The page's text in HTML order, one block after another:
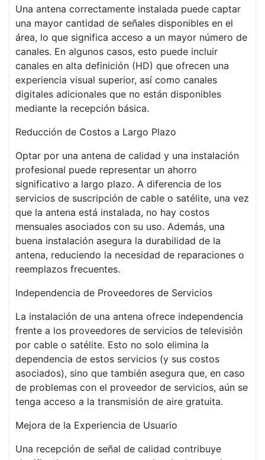
Una antena correctamente instalada puede captar
una mayor cantidad de señales disponibles en el
área, lo que significa acceso a un mayor número de
canales. En algunos casos, esto puede incluir
canales en alta definición (HD) que ofrecen una
experiencia visual superior, así como canales
digitales adicionales que no están disponibles
mediante la recepción básica.
Reducción de Costos a Largo Plazo
Optar por una antena de calidad y una instalación
profesional puede representar un ahorro
significativo a largo plazo. A diferencia de los
servicios de suscripción de cable o satélite, una vez
que la antena está instalada, no hay costos
mensuales asociados con su uso. Además, una
buena instalación asegura la durabilidad de la
antena, reduciendo la necesidad de reparaciones o
reemplazos frecuentes.
Independencia de Proveedores de Servicios
La instalación de una antena ofrece independencia
frente a los proveedores de servicios de televisión
por cable o satélite. Esto no solo elimina la
dependencia de estos servicios (y sus costos
asociados), sino que también asegura que, en caso
de problemas con el proveedor de servicios, aún se
tenga acceso a la transmisión de aire gratuita.
Mejora de la Experiencia de Usuario
Una recepción de señal de calidad contribuye